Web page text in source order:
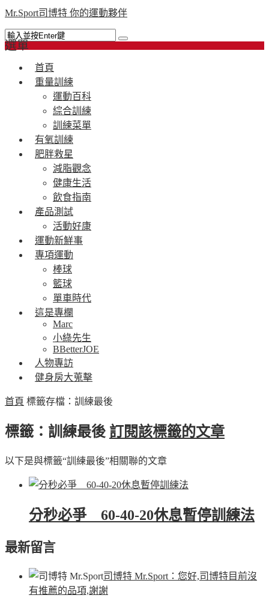
Mr.Sport司博特 你的運動夥伴
選單
首頁
重量訓練
運動百科
綜合訓練
訓練菜單
有氧訓練
肥胖救星
減脂觀念
健康生活
飲食指南
產品測試
活動好康
運動新鮮事
專項運動
棒球
籃球
單車時代
這是專欄
Marc
小綠先生
BBetterJOE
人物專訪
健身房大蒐擊
首頁 標籤存檔：訓練最後
標籤：訓練最後 訂閱該標籤的文章
以下是與標籤“訓練最後”相關聯的文章
分秒必爭 60-40-20休息暫停訓練法
最新留言
司博特 Mr.Sport ：您好,司博特目前沒
有推薦的品項,謝謝